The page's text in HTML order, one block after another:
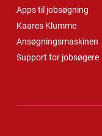
Apps til jobsøgning
Kaares Klumme
Ansøgningsmaskinen
Support for jobsøgere